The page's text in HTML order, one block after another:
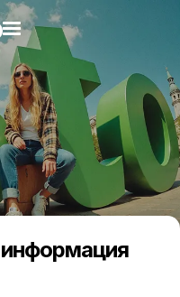
информация